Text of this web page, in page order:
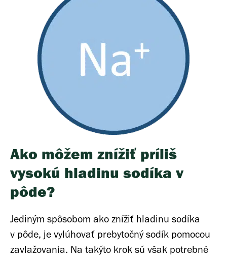
Ako môžem znížiť príliš
vysokú hladinu sodíka v
pôde?
Jediným spôsobom ako znížiť hladinu sodíka
v pôde, je vylúhovať prebytočný sodík pomocou
zavlažovania. Na takýto krok sú však potrebné